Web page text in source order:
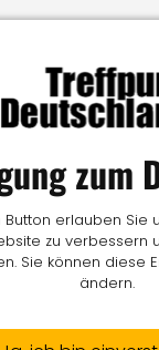
I
© LW Medien
zum
Button erlauben Sie
zu verbessern
Sie können diese
ändern.